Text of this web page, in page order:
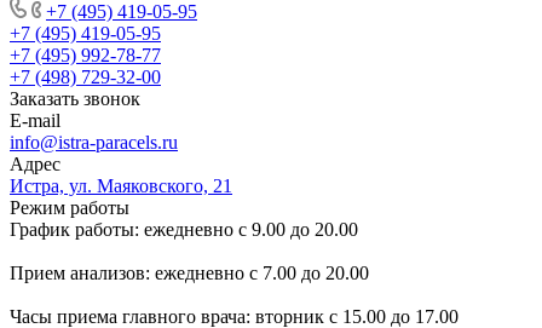
+7 (495) 419-05-95
+7 (495) 419-05-95
+7 (495) 992-78-77
+7 (498) 729-32-00
Заказать звонок
E-mail
info@istra-paracels.ru
Адрес
Истра, ул. Маяковского, 21
Режим работы
График работы: ежедневно с 9.00 до 20.00
Прием анализов: ежедневно с 7.00 до 20.00
Часы приема главного врача: вторник с 15.00 до 17.00